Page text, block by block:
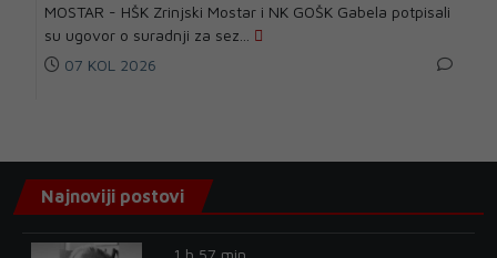
MOSTAR - HŠK Zrinjski Mostar i NK GOŠK Gabela potpisali
su ugovor o suradnji za sez...
07 KOL 2026
Najnoviji postovi
1 h 57 min